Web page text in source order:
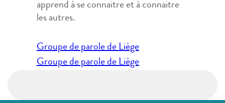
apprend à se connaitre et à connaitre
les autres.
Navigation
de
Groupe de parole de Liège
Groupe de parole de Liège